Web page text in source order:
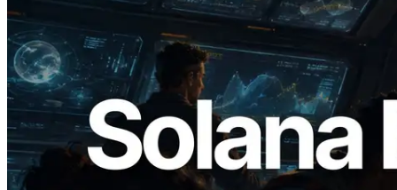
2026.05.24